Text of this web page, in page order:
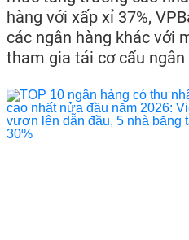
hàng với xấp xỉ 37%,
các ngân hàng khác với
tham gia tái cơ cấu ngân